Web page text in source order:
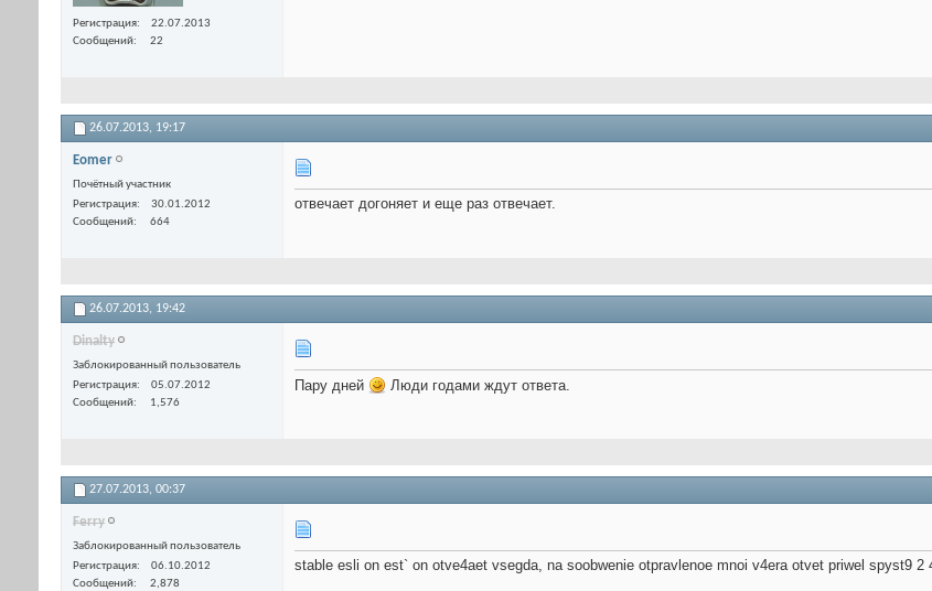
Регистрация
22.07.2013
Сообщений
22
26.07.2013, 19:17
Eomer
Почётный участник
Регистрация
30.01.2012
Сообщений
664
отвечает догоняет и еще раз отвечает.
26.07.2013, 19:42
Dinalty
Заблокированный пользователь
Регистрация
05.07.2012
Сообщений
1,576
Пару дней Люди годами ждут ответа.
27.07.2013, 00:37
Ferry
Заблокированный пользователь
Регистрация
06.10.2012
Сообщений
2,878
stable esli on est` on otve4aet vsegda, na soobwenie otpravlenoe mnoi v4era otvet priwel spyst9 2